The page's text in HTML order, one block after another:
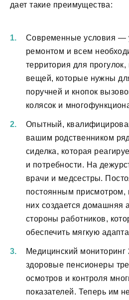
дает такие преимущества:
Современные условия —
ремонтом и всем
территория для
вещей, которые нужны
поручней и кнопок
колясок и
Опытный,
вашим родственником
сиделка, которая
и потребности. На
врачи и медсестры.
постоянным присмотром,
них создается домашняя
стороны работников,
обеспечить мягкую
Медицинский
здоровые пенсионеры
осмотров и контроля
показателей. Теперь им